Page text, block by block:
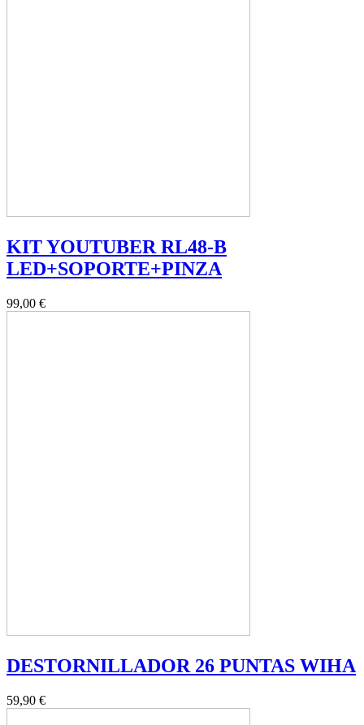
KIT YOUTUBER RL48-B
LED+SOPORTE+PINZA
99,00 €
DESTORNILLADOR 26 PUNTAS WIHA
59,90 €